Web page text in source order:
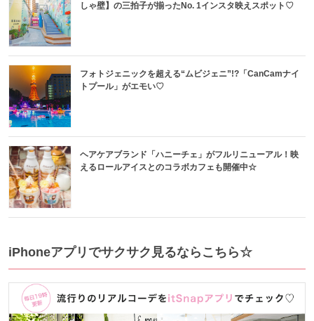
しゃ壁】の三拍子が揃ったNo. 1インスタ映えスポット♡
フォトジェニックを超える“ムビジェニ”!?「CanCamナイ
トプール」がエモい♡
ヘアケアブランド「ハニーチェ」がフルリニューアル！映
えるロールアイスとのコラボカフェも開催中☆
iPhoneアプリでサクサク見るならこちら☆